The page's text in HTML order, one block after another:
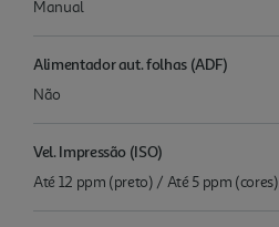
Manual
Alimentador aut. folhas (ADF)
Não
Vel. Impressão (ISO)
Até 12 ppm (preto) / Até 5 ppm (cores)